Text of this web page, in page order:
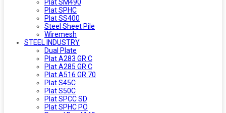
Plat SM490
Plat SPHC
Plat SS400
Steel Sheet Pile
Wiremesh
STEEL INDUSTRY
Dual Plate
Plat A283 GR C
Plat A285 GR C
Plat A516 GR 70
Plat S45C
Plat S50C
Plat SPCC SD
Plat SPHC PO